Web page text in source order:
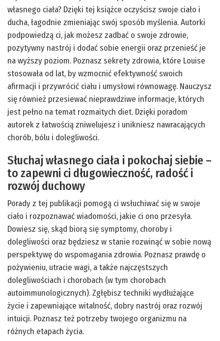
własnego ciała? Dzięki tej książce oczyścisz swoje ciało i
ducha, łagodnie zmieniając swój sposób myślenia. Autorki
podpowiedzą ci, jak możesz zadbać o swoje zdrowie,
pozytywny nastrój i dodać sobie energii oraz przenieść je
na wyższy poziom. Poznasz sekrety zdrowia, które Louise
stosowała od lat, by wzmocnić efektywność swoich
afirmacji i przywrócić ciału i umysłowi równowagę. Nauczysz
się również przesiewać nieprawdziwe informacje, których
jest pełno na temat rozmaitych diet. Dzięki poradom
autorek z łatwością zniwelujesz i unikniesz nawracających
chorób, bólu i dolegliwości.
Słuchaj własnego ciała i pokochaj siebie –
to zapewni ci długowieczność, radość i
rozwój duchowy
Porady z tej publikacji pomogą ci wsłuchiwać się w swoje
ciało i rozpoznawać wiadomości, jakie ci ono przesyła.
Dowiesz się, skąd biorą się symptomy, choroby i
dolegliwości oraz będziesz w stanie rozwinąć w sobie nową
perspektywę do wspomagania zdrowia. Poznasz prawdę o
pożywieniu, utracie wagi, a także najczęstszych
dolegliwościach i chorobach (w tym chorobach
autoimmunologicznych). Zgłębisz techniki wydłużające
życie i zapewniające witalność, dobry nastrój oraz rozwój
intuicji. Poznasz też potrzeby twojego organizmu na
różnych etapach życia.